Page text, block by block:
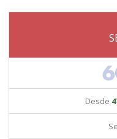
Desde